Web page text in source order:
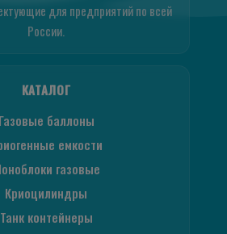
для предприятий по всей
России.
КАТАЛОГ
Газовые баллоны
емкости
газовые
Криоцилиндры
Танк контейнеры